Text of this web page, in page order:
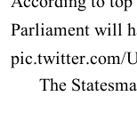
Parliament will
pic.twitter.com/